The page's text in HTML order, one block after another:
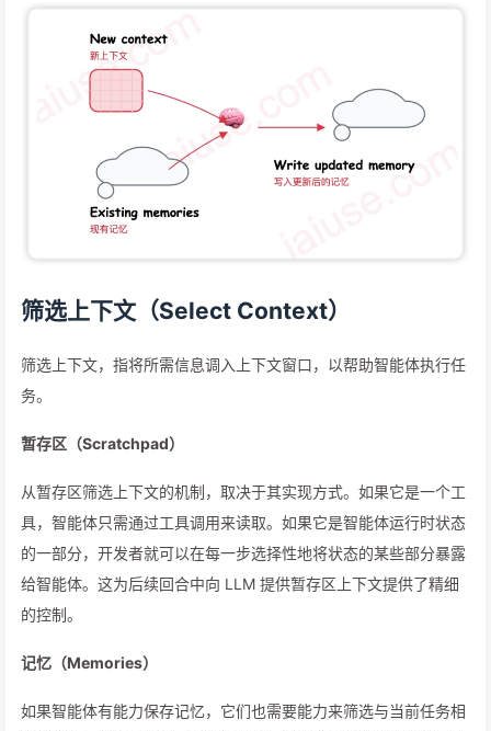
筛选上下文（Select Context）
筛选上下文，指将所需信息调入上下文窗口，以帮助智能体执行任
务。
暂存区（Scratchpad）
从暂存区筛选上下文的机制，取决于其实现方式。如果它是一个工
具，智能体只需通过工具调用来读取。如果它是智能体运行时状态
的一部分，开发者就可以在每一步选择性地将状态的某些部分暴露
给智能体。这为后续回合中向 LLM 提供暂存区上下文提供了精细
的控制。
记忆（Memories）
如果智能体有能力保存记忆，它们也需要能力来筛选与当前任务相